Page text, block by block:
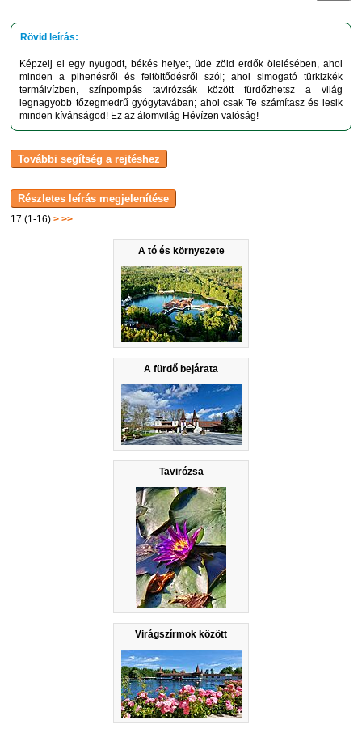
17 (1-16)> >>
A tó és környezete
A fürdő bejárata
Tavirózsa
Virágszírmok között
Képzelj el egy nyugodt, békés helyet, üde zöld erdők ölelésében, ahol
minden a pihenésről és feltöltődésről szól; ahol simogató türkizkék
termálvízben, színpompás tavirózsák között fürdőzhetsz a világ
legnagyobb tőzegmedrű gyógytavában; ahol csak Te számítasz és lesik
minden kívánságod! Ez az álomvilág Hévízen valóság!